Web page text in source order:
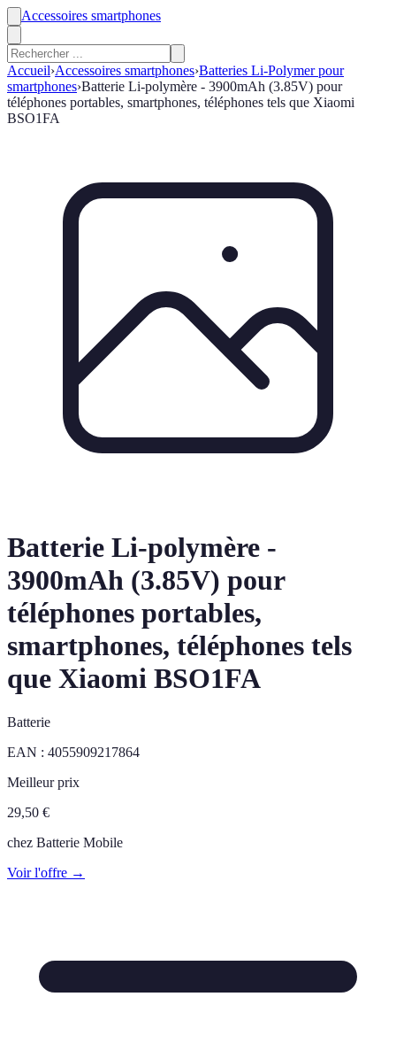
Accessoires smartphones
Accueil›Accessoires smartphones›Batteries Li-Polymer pour
smartphones›Batterie Li-polymère - 3900mAh (3.85V) pour
téléphones portables, smartphones, téléphones tels que Xiaomi
BSO1FA
Batterie Li-polymère -
3900mAh (3.85V) pour
téléphones portables,
smartphones, téléphones tels
que Xiaomi BSO1FA
Batterie
EAN : 4055909217864
Meilleur prix
29,50 €
chez Batterie Mobile
Voir l'offre →